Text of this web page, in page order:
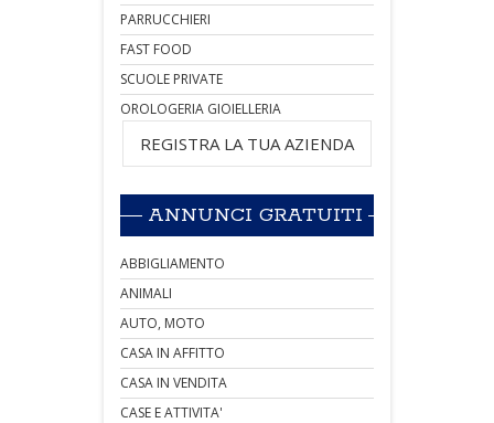
PARRUCCHIERI
FAST FOOD
SCUOLE PRIVATE
OROLOGERIA GIOIELLERIA
REGISTRA LA TUA AZIENDA
ANNUNCI GRATUITI
ABBIGLIAMENTO
ANIMALI
AUTO, MOTO
CASA IN AFFITTO
CASA IN VENDITA
CASE E ATTIVITA'